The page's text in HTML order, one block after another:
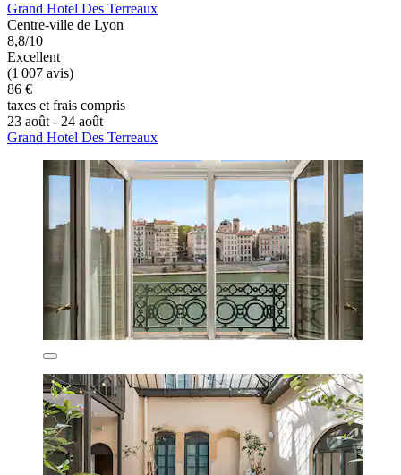
Grand Hotel Des Terreaux
Centre-ville de Lyon
8,8/10
Excellent
(1 007 avis)
86 €
taxes et frais compris
23 août - 24 août
Grand Hotel Des Terreaux